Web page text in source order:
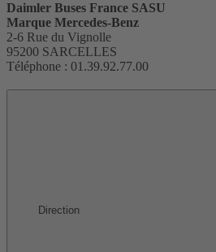
Daimler Buses France SASU
Marque Mercedes-Benz
2-6 Rue du Vignolle
95200 SARCELLES
Téléphone : 01.39.92.77.00
Direction